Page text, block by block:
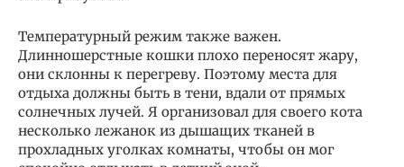
Температурный режим также важен.
Длинношерстные кошки плохо переносят жару,
они склонны к перегреву. Поэтому места для
отдыха должны быть в тени, вдали от прямых
солнечных лучей. Я организовал для своего кота
несколько лежанок из дышащих тканей в
прохладных уголках комнаты, чтобы он мог